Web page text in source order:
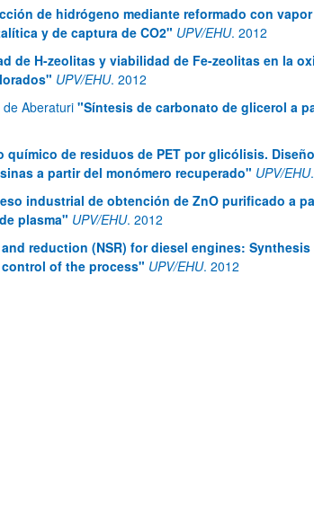
de hidrógeno mediante reformado con
y de captura de CO2" UPV/EHU. 2012
de H-zeolitas y viabilidad de Fe-zeolitas en la
UPV/EHU. 2012
Aberaturi "Síntesis de carbonato de glicerol a
químico de residuos de PET por glicólisis.
a partir del monómero recuperado" UPV/EHU.
industrial de obtención de ZnO purificado a
plasma" UPV/EHU. 2012
reduction (NSR) for diesel engines:
of the process" UPV/EHU. 2012